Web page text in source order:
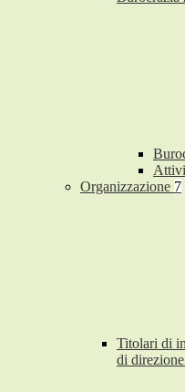
Organizzazione 7
Titolari di
di